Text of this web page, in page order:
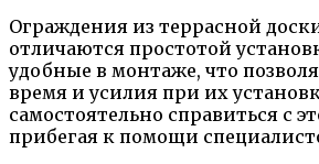
Ограждения из террасной
отличаются простотой
удобные в монтаже, что
время и усилия при их
самостоятельно справиться с
прибегая к помощи